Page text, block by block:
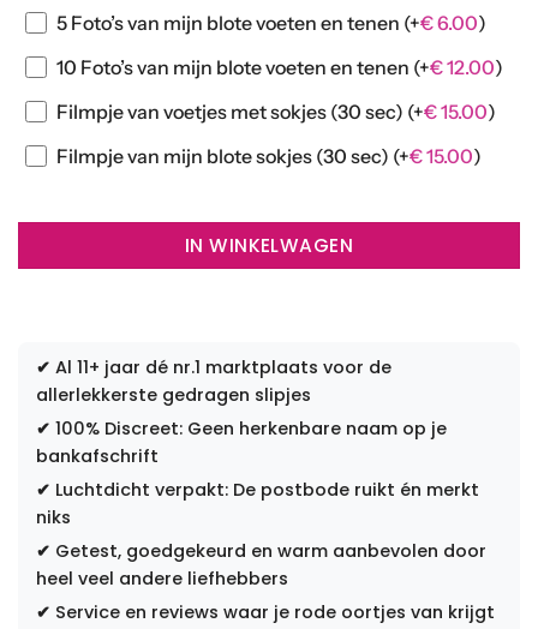
5 Foto’s van mijn blote voeten en tenen (+€6.00)
10 Foto’s van mijn blote voeten en tenen (+€12.00)
Filmpje van voetjes met sokjes (30 sec) (+€15.00)
Filmpje van mijn blote sokjes (30 sec) (+€15.00)
IN WINKELWAGEN
✔ Al 11+ jaar dé nr.1 marktplaats voor de
allerlekkerste gedragen slipjes
✔ 100% Discreet: Geen herkenbare naam op je
bankafschrift
✔ Luchtdicht verpakt: De postbode ruikt én merkt
niks
✔ Getest, goedgekeurd en warm aanbevolen door
heel veel andere liefhebbers
✔ Service en reviews waar je rode oortjes van krijgt